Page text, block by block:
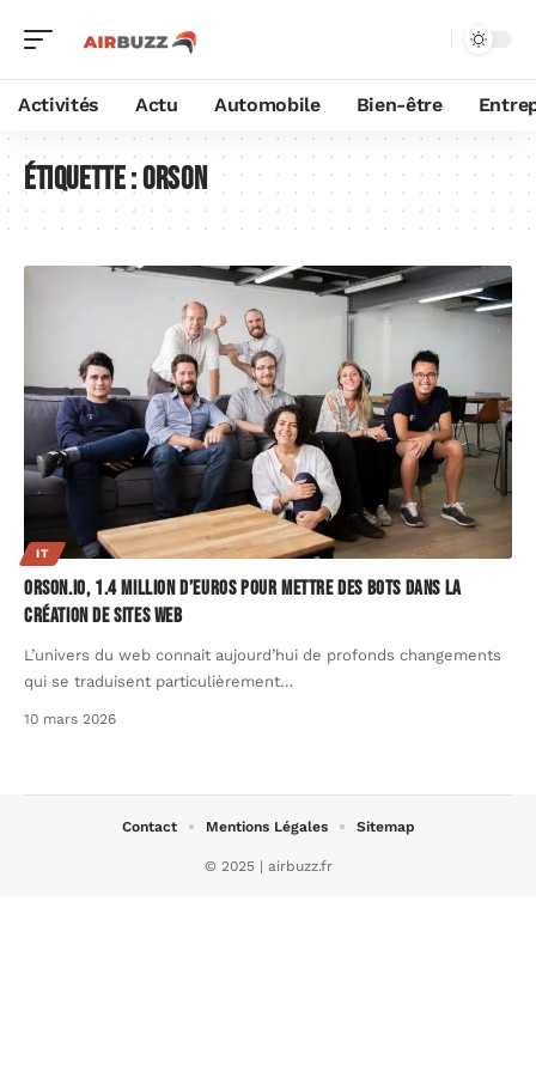
Activités Actu Automobile Bien-être
Étiquette :Orson
IT
Orson.io, 1.4 million d’euros pour mettre des bots dans la
création de sites web
L’univers du web connait aujourd’hui de profonds changements
qui se traduisent particulièrement…
10 mars 2026
© 2025 | airbuzz.fr
Contact Mentions Légales Sitemap